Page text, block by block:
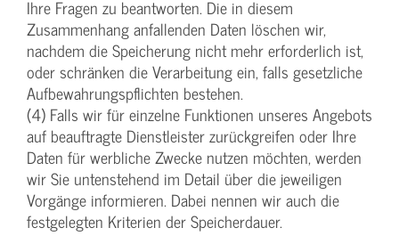
Ihre Fragen zu beantworten. Die in diesem
Zusammenhang anfallenden Daten löschen wir,
nachdem die Speicherung nicht mehr erforderlich ist,
oder schränken die Verarbeitung ein, falls gesetzliche
Aufbewahrungspflichten bestehen.
(4) Falls wir für einzelne Funktionen unseres Angebots
auf beauftragte Dienstleister zurückgreifen oder Ihre
Daten für werbliche Zwecke nutzen möchten, werden
wir Sie untenstehend im Detail über die jeweiligen
Vorgänge informieren. Dabei nennen wir auch die
festgelegten Kriterien der Speicherdauer.